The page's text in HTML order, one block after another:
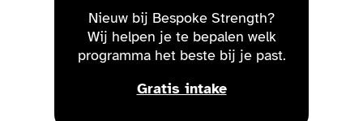
Nieuw bij Bespoke Strength?
Wij helpen je te bepalen welk
programma het beste bij je past.
Gratis intake